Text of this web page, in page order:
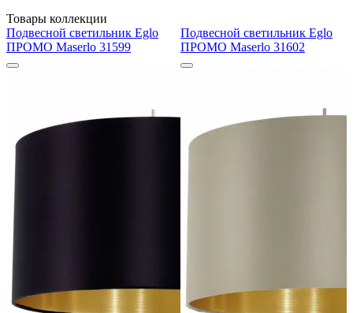
Товары коллекции
Подвесной светильник Eglo
ПРОМО Maserlo 31599
Подвесной светильник Eglo
ПРОМО Maserlo 31602